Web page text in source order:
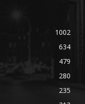
1002
634
479
280
235